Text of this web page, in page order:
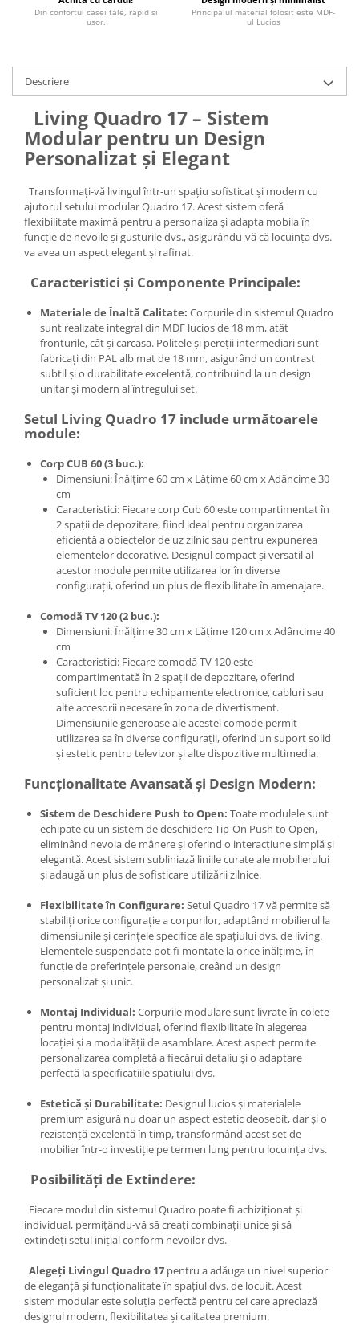
Din confortul casei tale, rapid si
usor.
Principalul material folosit este MDF-
ul Lucios
Descriere
Living Quadro 17 – Sistem
Modular pentru un Design
Personalizat și Elegant
Transformați-vă livingul într-un spațiu sofisticat și modern cu
ajutorul setului modular Quadro 17. Acest sistem oferă
flexibilitate maximă pentru a personaliza și adapta mobila în
funcție de nevoile și gusturile dvs., asigurându-vă că locuința dvs.
va avea un aspect elegant și rafinat.
Caracteristici și Componente Principale:
Materiale de Înaltă Calitate: Corpurile din sistemul Quadro
sunt realizate integral din MDF lucios de 18 mm, atât
fronturile, cât și carcasa. Politele și pereții intermediari sunt
fabricați din PAL alb mat de 18 mm, asigurând un contrast
subtil și o durabilitate excelentă, contribuind la un design
unitar și modern al întregului set.
Setul Living Quadro 17 include următoarele
module:
Corp CUB 60 (3 buc.):
Dimensiuni: Înălțime 60 cm x Lățime 60 cm x Adâncime 30
cm
Caracteristici: Fiecare corp Cub 60 este compartimentat în
2 spații de depozitare, fiind ideal pentru organizarea
eficientă a obiectelor de uz zilnic sau pentru expunerea
elementelor decorative. Designul compact și versatil al
acestor module permite utilizarea lor în diverse
configurații, oferind un plus de flexibilitate în amenajare.
Comodă TV 120 (2 buc.):
Dimensiuni: Înălțime 30 cm x Lățime 120 cm x Adâncime 40
cm
Caracteristici: Fiecare comodă TV 120 este
compartimentată în 2 spații de depozitare, oferind
suficient loc pentru echipamente electronice, cabluri sau
alte accesorii necesare în zona de divertisment.
Dimensiunile generoase ale acestei comode permit
utilizarea sa în diverse configurații, oferind un suport solid
și estetic pentru televizor și alte dispozitive multimedia.
Funcționalitate Avansată și Design Modern:
Sistem de Deschidere Push to Open: Toate modulele sunt
echipate cu un sistem de deschidere Tip-On Push to Open,
eliminând nevoia de mânere și oferind o interacțiune simplă și
elegantă. Acest sistem subliniază liniile curate ale mobilierului
și adaugă un plus de sofisticare utilizării zilnice.
Flexibilitate în Configurare: Setul Quadro 17 vă permite să
stabiliți orice configurație a corpurilor, adaptând mobilierul la
dimensiunile și cerințele specifice ale spațiului dvs. de living.
Elementele suspendate pot fi montate la orice înălțime, în
funcție de preferințele personale, creând un design
personalizat și unic.
Montaj Individual: Corpurile modulare sunt livrate în colete
pentru montaj individual, oferind flexibilitate în alegerea
locației și a modalității de asamblare. Acest aspect permite
personalizarea completă a fiecărui detaliu și o adaptare
perfectă la specificațiile spațiului dvs.
Estetică și Durabilitate: Designul lucios și materialele
premium asigură nu doar un aspect estetic deosebit, dar și o
rezistență excelentă în timp, transformând acest set de
mobilier într-o investiție pe termen lung pentru locuința dvs.
Posibilități de Extindere:
Fiecare modul din sistemul Quadro poate fi achiziționat și
individual, permițându-vă să creați combinații unice și să
extindeți setul inițial conform nevoilor dvs.
Alegeți Livingul Quadro 17 pentru a adăuga un nivel superior
de eleganță și funcționalitate în spațiul dvs. de locuit. Acest
sistem modular este soluția perfectă pentru cei care apreciază
designul modern, flexibilitatea și calitatea premium.